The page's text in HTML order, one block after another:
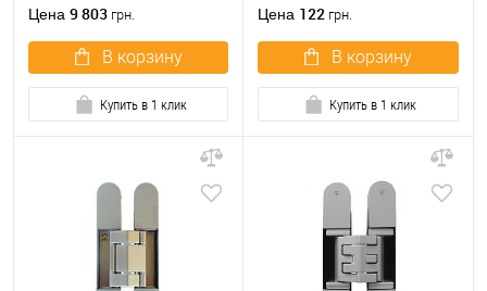
Цена 9 803 грн.
В корзину
Купить в 1 клик
Цена 122 грн.
В корзину
Купить в 1 клик